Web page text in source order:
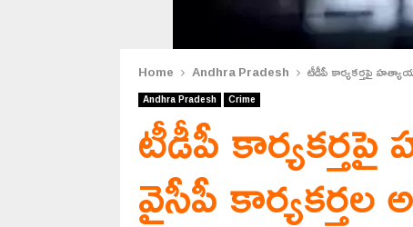
Home Andhra Pradesh టీడీపీ కార్యకర్తపై
Andhra Pradesh Crime
టీడీపీ
వైసీపీ కార్యకర్తల